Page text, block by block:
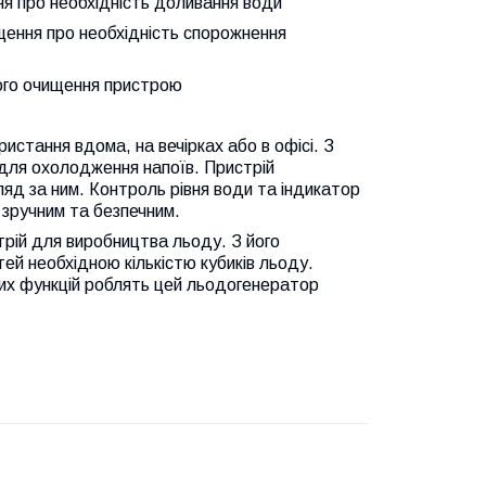
про необхідність спорожнення
очищення пристрою
вдома, на вечірках або в офісі. З
охолодження напоїв. Пристрій
за ним. Контроль рівня води та індикатор
та безпечним.
для виробництва льоду. З його
необхідною кількістю кубиків льоду.
функцій роблять цей льодогенератор